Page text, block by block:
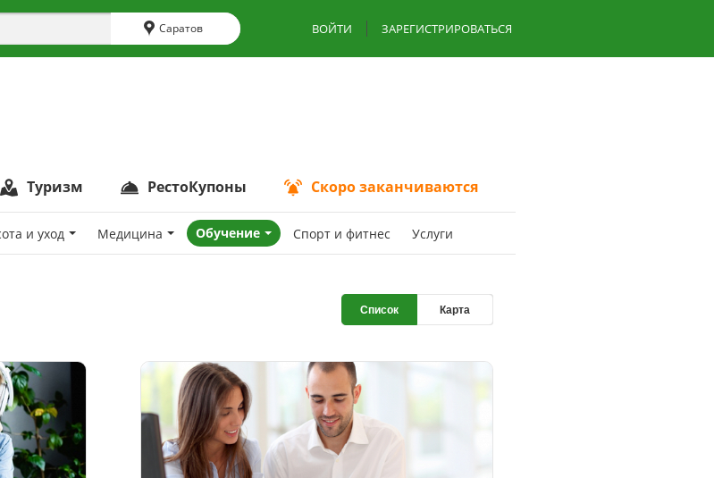
Саратов ВОЙТИ ЗАРЕГИСТРИРОВАТЬСЯ
Туризм РестоКупоны Скоро заканчиваются
и уход Медицина Обучение Спoрт и фитнес Услуги
Список Карта